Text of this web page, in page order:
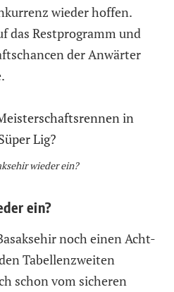
wieder hoffen.
das Restprogramm und
der Anwärter
wieder ein?
ein?
noch einen Acht-
Tabellenzweiten
schon vom sicheren